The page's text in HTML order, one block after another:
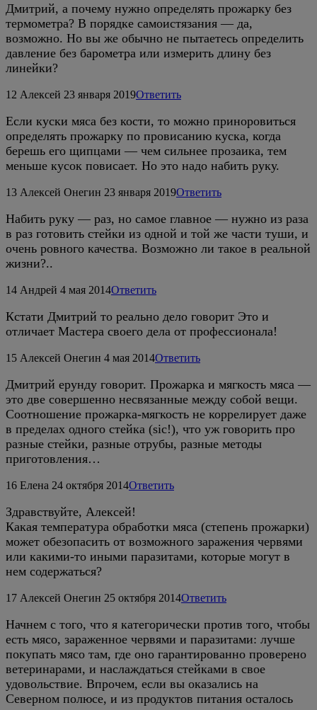
Дмитрий, а почему нужно определять прожарку без
термометра? В порядке самоистязания — да,
возможно. Но вы же обычно не пытаетесь определить
давление без барометра или измерить длину без
линейки?
12 Алексей 23 января 2019Ответить
Если куски мяса без кости, то можно приноровиться
определять прожарку по провисанию куска, когда
берешь его щипцами — чем сильнее прозаика, тем
меньше кусок повисает. Но это надо набить руку.
13 Алексей Онегин 23 января 2019Ответить
Набить руку — раз, но самое главное — нужно из раза
в раз готовить стейки из одной и той же части туши, и
очень ровного качества. Возможно ли такое в реальной
жизни?..
14 Андрей 4 мая 2014Ответить
Кстати Дмитрий то реально дело говорит Это и
отличает Мастера своего дела от профессионала!
15 Алексей Онегин 4 мая 2014Ответить
Дмитрий ерунду говорит. Прожарка и мягкость мяса —
это две совершенно несвязанные между собой вещи.
Соотношение прожарка-мягкость не коррелирует даже
в пределах одного стейка (sic!), что уж говорить про
разные стейки, разные отрубы, разные методы
приготовления…
16 Елена 24 октября 2014Ответить
Здравствуйте, Алексей!
Какая температура обработки мяса (степень прожарки)
может обезопасить от возможного заражения червями
или какими-то иными паразитами, которые могут в
нем содержаться?
17 Алексей Онегин 25 октября 2014Ответить
Начнем с того, что я категорически против того, чтобы
есть мясо, зараженное червями и паразитами: лучше
покупать мясо там, где оно гарантированно проверено
ветеринарами, и наслаждаться стейками в свое
удовольствие. Впрочем, если вы оказались на
Северном полюсе, и из продуктов питания осталось